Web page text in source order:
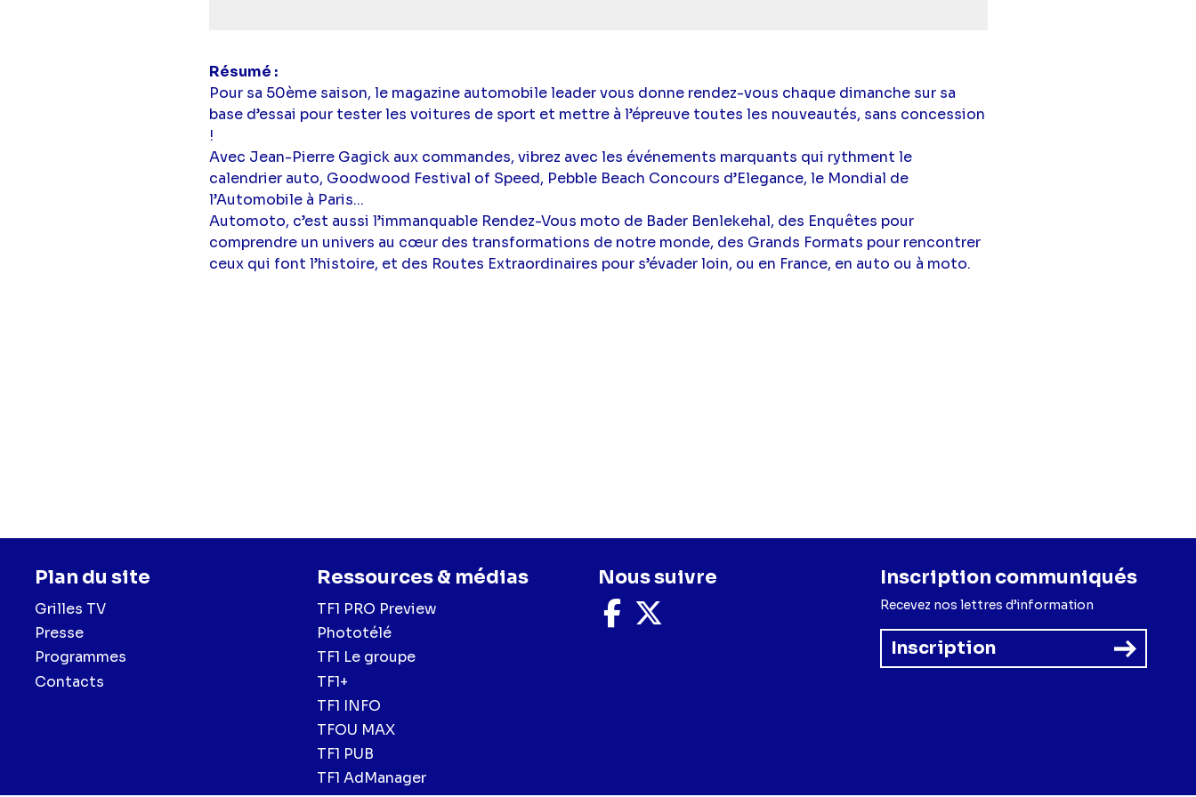
Résumé
Pour sa 50ème saison, le magazine automobile leader vous donne rendez-vous chaque dimanche sur sa
base d’essai pour tester les voitures de sport et mettre à l’épreuve toutes les nouveautés, sans concession
!
Avec Jean-Pierre Gagick aux commandes, vibrez avec les événements marquants qui rythment le
calendrier auto, Goodwood Festival of Speed, Pebble Beach Concours d’Elegance, le Mondial de
l’Automobile à Paris...
Automoto, c’est aussi l’immanquable Rendez-Vous moto de Bader Benlekehal, des Enquêtes pour
comprendre un univers au cœur des transformations de notre monde, des Grands Formats pour rencontrer
ceux qui font l’histoire, et des Routes Extraordinaires pour s’évader loin, ou en France, en auto ou à moto.
Plan du site
Grilles TV
Presse
Programmes
Contacts
Ressources & médias
TF1 PRO Preview
Phototélé
TF1 Le groupe
TF1+
TF1 INFO
TFOU MAX
TF1 PUB
TF1 AdManager
Nous suivre
Nous
suivre
Inscription communiqués
Recevez nos lettres d’information
Inscription